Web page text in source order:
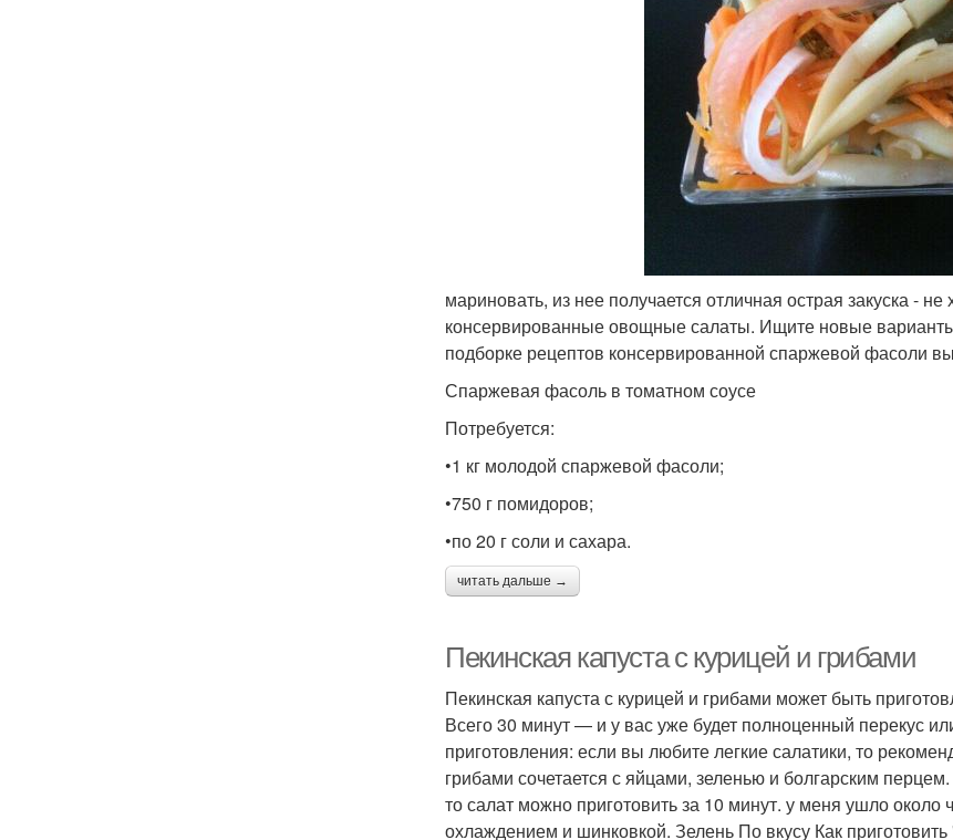
мариновать, из нее получается отличная острая закуска -
консервированные овощные салаты. Ищите новые
подборке рецептов консервированной спаржевой фасоли
Спаржевая фасоль в томатном соусе
Потребуется:
•1 кг молодой спаржевой фасоли;
•750 г помидоров;
•по 20 г соли и сахара.
читать дальше →
Пекинская капуста с курицей и грибами
Пекинская капуста с курицей и грибами может быть
Всего 30 минут — и у вас уже будет полноценный перекус
приготовления: если вы любите легкие салатики, то
грибами сочетается с яйцами, зеленью и болгарским
то салат можно приготовить за 10 минут. у меня ушло около
охлаждением и шинковкой. Зелень По вкусу Как